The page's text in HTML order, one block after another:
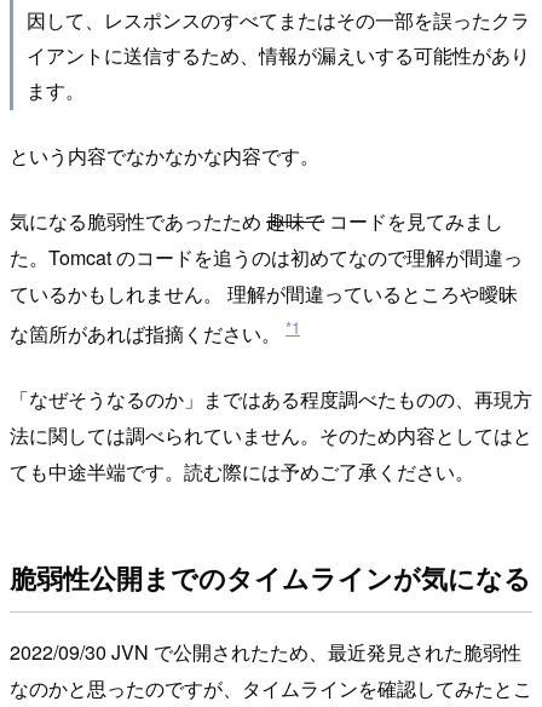
因して、レスポンスのすべてまたはその一部を誤ったクラ
イアントに送信するため、情報が漏えいする可能性があり
ます。
という内容でなかなかな内容です。
気になる脆弱性であったため 趣味でコードを見てみまし
た。Tomcat のコードを追うのは初めてなので理解が間違っ
ているかもしれません。 理解が間違っているところや曖昧
な箇所があれば指摘ください。
*1
「なぜそうなるのか」まではある程度調べたものの、再現方
法に関しては調べられていません。そのため内容としてはと
ても中途半端です。読む際には予めご了承ください。
脆弱性公開までのタイムラインが気になる
2022/09/30 JVN で公開されたため、最近発見された脆弱性
なのかと思ったのですが、タイムラインを確認してみたとこ